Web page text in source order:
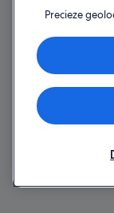
Precieze
Informatie op
en
Partnerlijst